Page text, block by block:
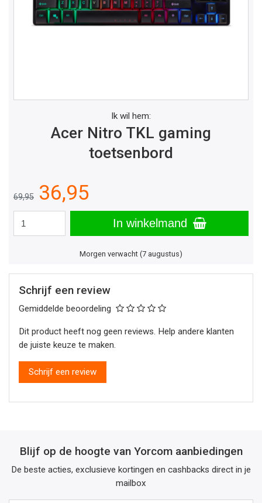
Ik wil hem:
Acer Nitro TKL gaming
toetsenbord
69,95 36,95
In winkelmand
Morgen verwacht (7 augustus)
Schrijf een review
Gemiddelde beoordeling
Dit product heeft nog geen reviews. Help andere klanten
de juiste keuze te maken.
Schrijf een review
Blijf op de hoogte van Yorcom aanbiedingen
De beste acties, exclusieve kortingen en cashbacks direct in je
mailbox